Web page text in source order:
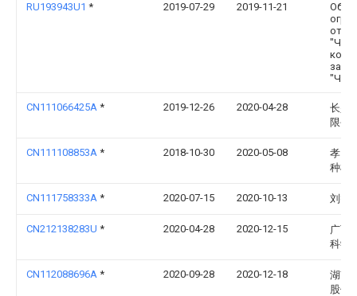
RU193943U1 * 2019-07-29 2019-11-21
CN111066425A * 2019-12-26 2020-04-28
长兴
限公
CN111108853A * 2018-10-30 2020-05-08
孝昌
种植
CN111758333A * 2020-07-15 2020-10-13 刘智
CN212138283U * 2020-04-28 2020-12-15
广西
科学
CN112088696A * 2020-09-28 2020-12-18
湖南
股份